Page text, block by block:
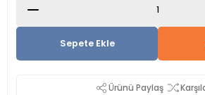
Sepete Ekle
Ürünü Paylaş